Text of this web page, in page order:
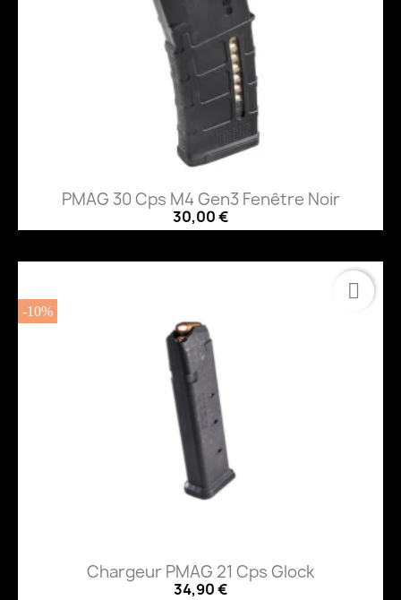
PMAG 30 Cps M4 Gen3 Fenêtre Noir
30,00 €
-10%
Chargeur PMAG 21 Cps Glock
34,90 €